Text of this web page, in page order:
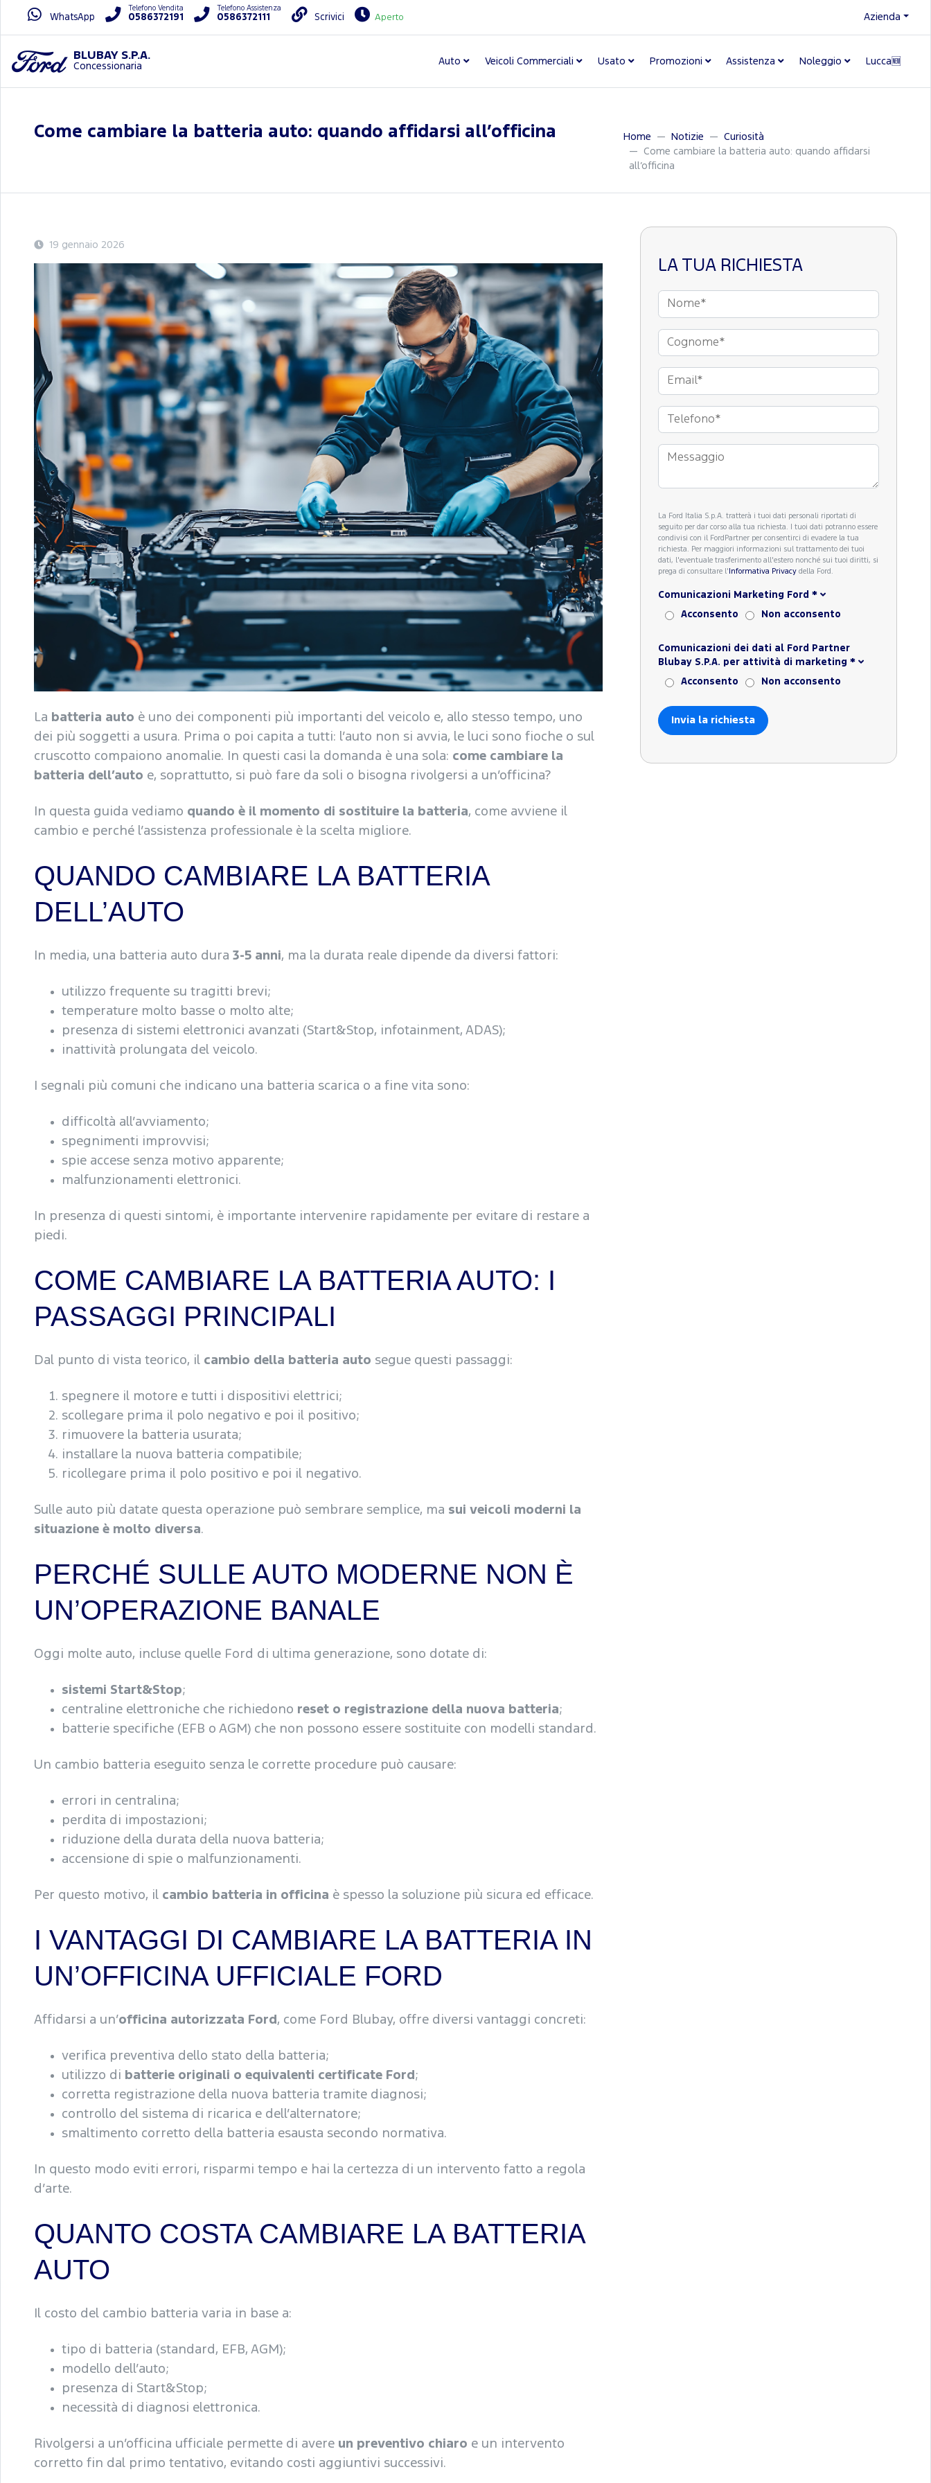
WhatsApp
Telefono Vendita
0586372191
Telefono Assistenza
0586372111 Scrivici Aperto Azienda
BLUBAY S.P.A.
Concessionaria Auto Veicoli Commerciali Usato Promozioni Assistenza Noleggio Lucca🆕
Come cambiare la batteria auto: quando affidarsi all’officina Home Notizie
Curiosità
Come cambiare la batteria auto: quando affidarsi
all’officina
19 gennaio 2026
La batteria auto è uno dei componenti più importanti del veicolo e, allo stesso tempo, uno
dei più soggetti a usura. Prima o poi capita a tutti: l’auto non si avvia, le luci sono fioche o sul
cruscotto compaiono anomalie. In questi casi la domanda è una sola: come cambiare la
batteria dell’auto e, soprattutto, si può fare da soli o bisogna rivolgersi a un’officina?
In questa guida vediamo quando è il momento di sostituire la batteria, come avviene il
cambio e perché l’assistenza professionale è la scelta migliore.
QUANDO CAMBIARE LA BATTERIA
DELL’AUTO
In media, una batteria auto dura 3-5 anni, ma la durata reale dipende da diversi fattori:
utilizzo frequente su tragitti brevi;
temperature molto basse o molto alte;
presenza di sistemi elettronici avanzati (Start&Stop, infotainment, ADAS);
inattività prolungata del veicolo.
I segnali più comuni che indicano una batteria scarica o a fine vita sono:
difficoltà all’avviamento;
spegnimenti improvvisi;
spie accese senza motivo apparente;
malfunzionamenti elettronici.
In presenza di questi sintomi, è importante intervenire rapidamente per evitare di restare a
piedi.
COME CAMBIARE LA BATTERIA AUTO: I
PASSAGGI PRINCIPALI
Dal punto di vista teorico, il cambio della batteria auto segue questi passaggi:
spegnere il motore e tutti i dispositivi elettrici;
scollegare prima il polo negativo e poi il positivo;
rimuovere la batteria usurata;
installare la nuova batteria compatibile;
ricollegare prima il polo positivo e poi il negativo.
Sulle auto più datate questa operazione può sembrare semplice, ma sui veicoli moderni la
situazione è molto diversa.
PERCHÉ SULLE AUTO MODERNE NON È
UN’OPERAZIONE BANALE
Oggi molte auto, incluse quelle Ford di ultima generazione, sono dotate di:
sistemi Start&Stop;
centraline elettroniche che richiedono reset o registrazione della nuova batteria;
batterie specifiche (EFB o AGM) che non possono essere sostituite con modelli standard.
Un cambio batteria eseguito senza le corrette procedure può causare:
errori in centralina;
perdita di impostazioni;
riduzione della durata della nuova batteria;
accensione di spie o malfunzionamenti.
Per questo motivo, il cambio batteria in officina è spesso la soluzione più sicura ed efficace.
I VANTAGGI DI CAMBIARE LA BATTERIA IN
UN’OFFICINA UFFICIALE FORD
Affidarsi a un’officina autorizzata Ford , come Ford Blubay, offre diversi vantaggi concreti:
verifica preventiva dello stato della batteria;
utilizzo di batterie originali o equivalenti certificate Ford ;
corretta registrazione della nuova batteria tramite diagnosi;
controllo del sistema di ricarica e dell’alternatore;
smaltimento corretto della batteria esausta secondo normativa.
In questo modo eviti errori, risparmi tempo e hai la certezza di un intervento fatto a regola
d’arte.
QUANTO COSTA CAMBIARE LA BATTERIA
AUTO
Il costo del cambio batteria varia in base a:
tipo di batteria (standard, EFB, AGM);
modello dell’auto;
presenza di Start&Stop;
necessità di diagnosi elettronica.
Rivolgersi a un’officina ufficiale permette di avere un preventivo chiaro e un intervento
corretto fin dal primo tentativo, evitando costi aggiuntivi successivi.
LA TUA RICHIESTA
La Ford Italia S.p.A. tratterà i tuoi dati personali riportati di
seguito per dar corso alla tua richiesta. I tuoi dati potranno essere
condivisi con il FordPartner per consentirci di evadere la tua
richiesta. Per maggiori informazioni sul trattamento dei tuoi
dati, l'eventuale trasferimento all'estero nonché sui tuoi diritti, si
prega di consultare l' Informativa Privacydella Ford.
Comunicazioni Marketing Ford *
Acconsento Non acconsento
Comunicazioni dei dati al Ford Partner
Blubay S.P.A. per attività di marketing *
Acconsento Non acconsento